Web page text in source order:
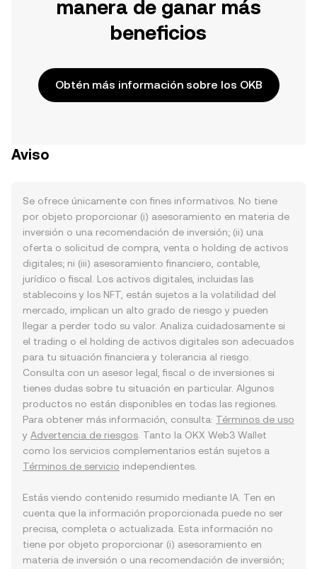
manera de ganar más
beneficios
Obtén más información sobre los OKB
Aviso
Se ofrece únicamente con fines informativos. No tiene
por objeto proporcionar (i) asesoramiento en materia de
inversión o una recomendación de inversión; (ii) una
oferta o solicitud de compra, venta o holding de activos
digitales; ni (iii) asesoramiento financiero, contable,
jurídico o fiscal. Los activos digitales, incluidas las
stablecoins y los NFT, están sujetos a la volatilidad del
mercado, implican un alto grado de riesgo y pueden
llegar a perder todo su valor. Analiza cuidadosamente si
el trading o el holding de activos digitales son adecuados
para tu situación financiera y tolerancia al riesgo.
Consulta con un asesor legal, fiscal o de inversiones si
tienes dudas sobre tu situación en particular. Algunos
productos no están disponibles en todas las regiones.
Para obtener más información, consulta: Términos de uso
y Advertencia de riesgos . Tanto la OKX Web3 Wallet
como los servicios complementarios están sujetos a
Términos de servicio independientes.
Estás viendo contenido resumido mediante IA. Ten en
cuenta que la información proporcionada puede no ser
precisa, completa o actualizada. Esta información no
tiene por objeto proporcionar (i) asesoramiento en
materia de inversión o una recomendación de inversión;